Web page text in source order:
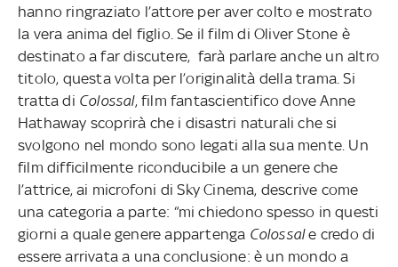
hanno ringraziato l’attore per aver colto e mostrato
la vera anima del figlio. Se il film di Oliver Stone è
destinato a far discutere, farà parlare anche un altro
titolo, questa volta per l’originalità della trama. Si
tratta di Colossal, film fantascientifico dove Anne
Hathaway scoprirà che i disastri naturali che si
svolgono nel mondo sono legati alla sua mente. Un
film difficilmente riconducibile a un genere che
l’attrice, ai microfoni di Sky Cinema, descrive come
una categoria a parte: “mi chiedono spesso in questi
giorni a quale genere appartenga Colossale credo di
essere arrivata a una conclusione: è un mondo a